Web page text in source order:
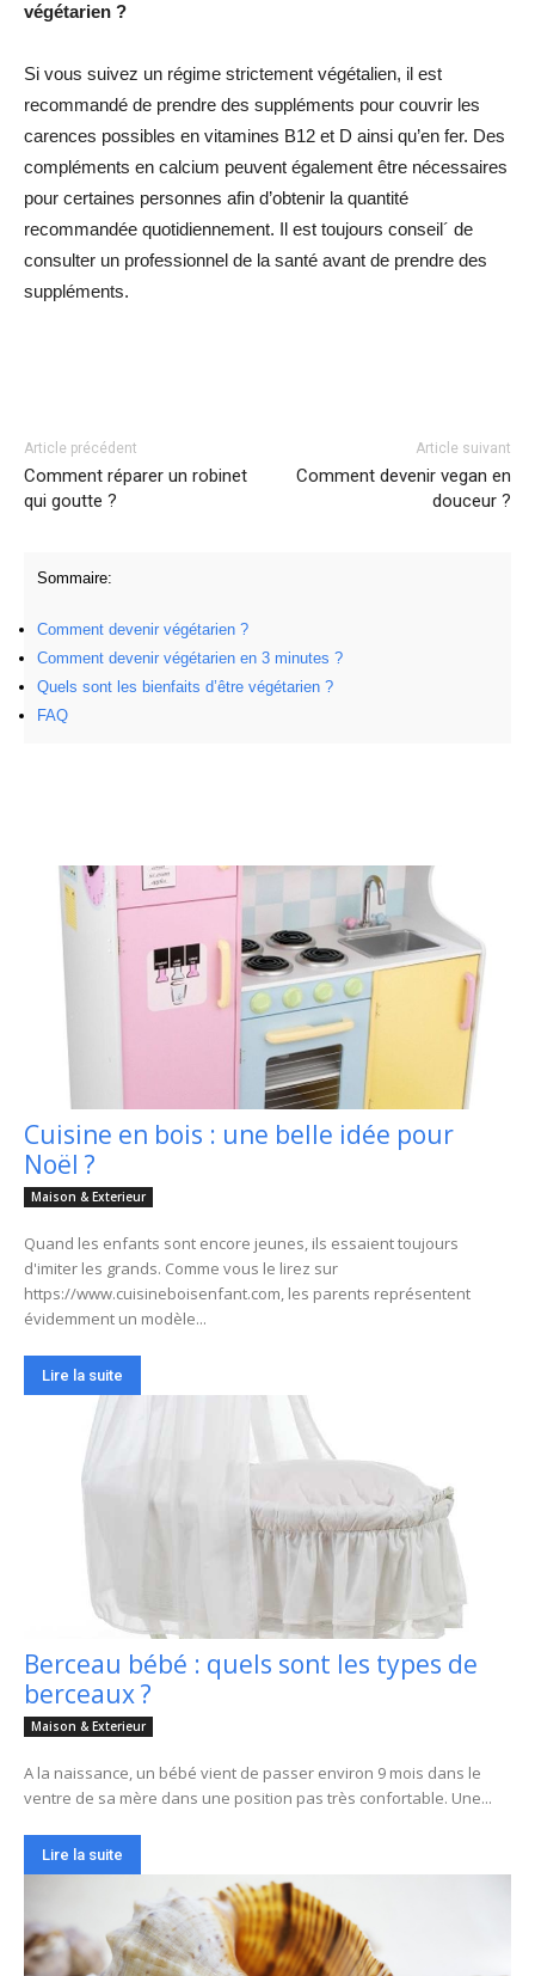
végétarien ?
Si vous suivez un régime strictement végétalien, il est
recommandé de prendre des suppléments pour couvrir les
carences possibles en vitamines B12 et D ainsi qu’en fer. Des
compléments en calcium peuvent également être nécessaires
pour certaines personnes afin d’obtenir la quantité
recommandée quotidiennement. Il est toujours conseil´ de
consulter un professionnel de la santé avant de prendre des
suppléments.
Article précédent
Comment réparer un robinet
qui goutte ?
Article suivant
Comment devenir vegan en
douceur ?
Sommaire:
Comment devenir végétarien ?
Comment devenir végétarien en 3 minutes ?
Quels sont les bienfaits d’être végétarien ?
FAQ
Cuisine en bois : une belle idée pour
Noël ?
Maison & Exterieur
Quand les enfants sont encore jeunes, ils essaient toujours
d'imiter les grands. Comme vous le lirez sur
https://www.cuisineboisenfant.com, les parents représentent
évidemment un modèle...
Lire la suite
Berceau bébé : quels sont les types de
berceaux ?
Maison & Exterieur
A la naissance, un bébé vient de passer environ 9 mois dans le
ventre de sa mère dans une position pas très confortable. Une...
Lire la suite